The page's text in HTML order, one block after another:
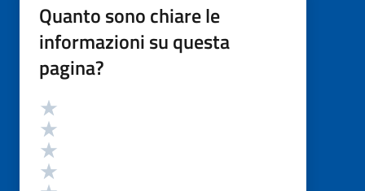
Quanto sono chiare le
informazioni su questa
pagina?
Valutazione